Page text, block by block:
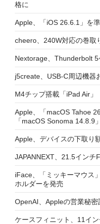
格に
Apple、「iOS 26.6.1」を
cheero、240W対応の巻取
Nextorage、Thunderbolt 5
j5create、USB-C周辺機器
M4チップ搭載「iPad Air」
Apple、「macOS Tahoe
「macOS Sonoma 14.8.9
Apple、デバイスの下取
JAPANNEXT、21.5インチ
iFace、「ミッキーマウス
ホルダーを発売
OpenAI、Appleの営業秘
ケースフィニット、11イ